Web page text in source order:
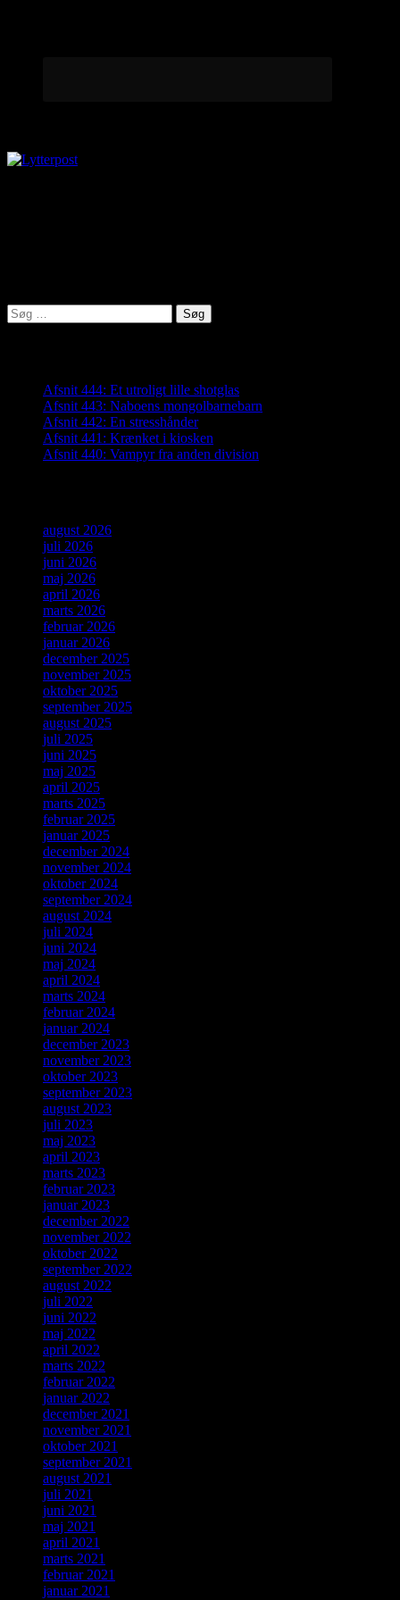
Søg
efter:
Afsnit 444: Et utroligt lille shotglas
Afsnit 443: Naboens mongolbarnebarn
Afsnit 442: En stresshånder
Afsnit 441: Krænket i kiosken
Afsnit 440: Vampyr fra anden division
august 2026
juli 2026
juni 2026
maj 2026
april 2026
marts 2026
februar 2026
januar 2026
december 2025
november 2025
oktober 2025
september 2025
august 2025
juli 2025
juni 2025
maj 2025
april 2025
marts 2025
februar 2025
januar 2025
december 2024
november 2024
oktober 2024
september 2024
august 2024
juli 2024
juni 2024
maj 2024
april 2024
marts 2024
februar 2024
januar 2024
december 2023
november 2023
oktober 2023
september 2023
august 2023
juli 2023
maj 2023
april 2023
marts 2023
februar 2023
januar 2023
december 2022
november 2022
oktober 2022
september 2022
august 2022
juli 2022
juni 2022
maj 2022
april 2022
marts 2022
februar 2022
januar 2022
december 2021
november 2021
oktober 2021
september 2021
august 2021
juli 2021
juni 2021
maj 2021
april 2021
marts 2021
februar 2021
januar 2021